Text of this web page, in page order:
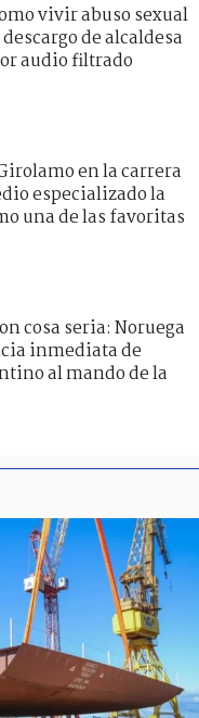
vivir abuso sexual
de alcaldesa
audio filtrado
en la carrera
especializado la
una de las favoritas
cosa seria: Noruega
inmediata de
al mando de la